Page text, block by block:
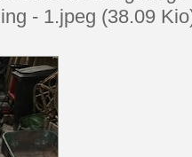
- 1.jpeg (38.09